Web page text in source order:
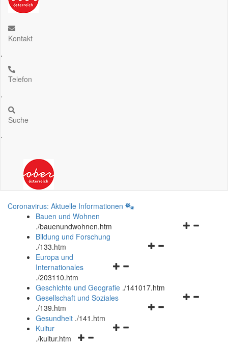
Kontakt
.
Telefon
.
Suche
.
Coronavirus: Aktuelle Informationen
Bauen und Wohnen
./bauenundwohnen.htm
Navigationsmenü
Bildung und Forschung
./133.htm
Navigationsmenü
und
schließen
Europa und
Internationales
./203110.htm
Geschichte und Geografie ./141017.htm
Navigationsmenü
Gesellschaft und Soziales
./139.htm
Navigationsmenü
Gesundheit ./141.htm
Navigationsmenü
Kultur
./kultur.htm